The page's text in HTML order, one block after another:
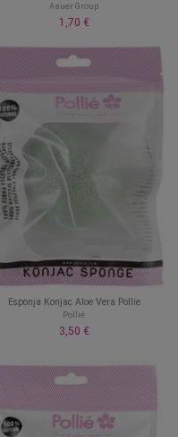
Asuer Group
1,70 €
Esponja Konjac Aloe Vera Pollie
Pollié
3,50 €